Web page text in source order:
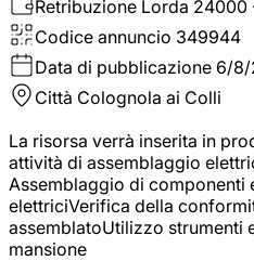
Retribuzione Lorda 24000
Codice annuncio 349944
Data di pubblicazione 6/8/
Città Colognola ai Colli
La risorsa verrà inserita in
attività di assemblaggio
Assemblaggio di
elettriciVerifica della
assemblatoUtilizzo strumenti
mansione